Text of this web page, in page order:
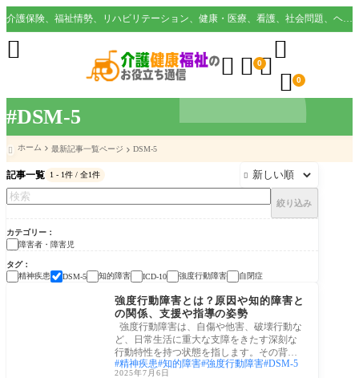
#DSM-5
介護保険、福祉情勢、リハビリテーション、健康・医療、看護、社会問題、ヘルスケア業界など様々な切り口から役立つ情報を配信。
  0

 0

 ホーム 最新記事一覧ページ DSM-5
記事一覧 1 - 1件 / 全1件 
絞り込み
カテゴリー
障害者・障害児
タグ
精神疾患
DSM-5 知的障害 ICD-10 強度行動障害 自閉症
障害者・障害児
強度行動障害とは？原因や知的障害と
の関係、支援や指導の姿勢
強度行動障害は、自傷や他害、破壊行動な
ど、日常生活に重大な支障をきたす深刻な
行動特性を持つ状態を指します。その背景
には
精神疾患 知的障害 強度行動障害 DSM-5
2025年7月6日